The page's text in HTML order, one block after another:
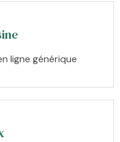
ligne générique